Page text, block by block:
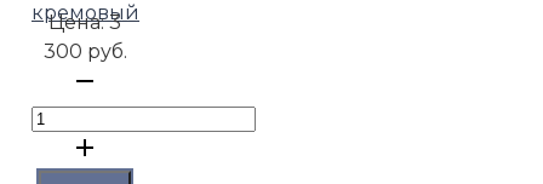
кремовый
Цена:3
300 руб.